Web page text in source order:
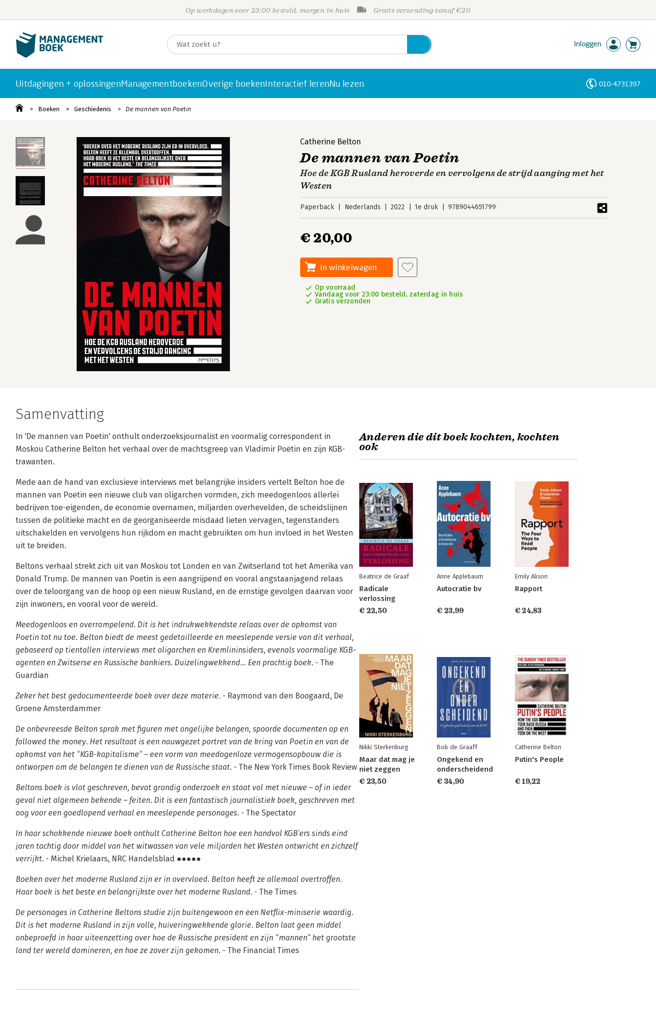
Op werkdagen voor 23:00 besteld, morgen in huis Gratis verzending vanaf €20
Inloggen
Uitdagingen + oplossingenManagementboekenOverige boekenInteractief lerenNu lezen 010-4731397
Boeken Geschiedenis De mannen van Poetin
Catherine Belton
De mannen van Poetin
Hoe de KGB Rusland heroverde en vervolgens de strijd aanging met het
Westen
Paperback Nederlands 2022 1e druk 9789044651799
€ 20,00
In winkelwagen
Op voorraad
Vandaag voor 23:00 besteld, zaterdag in huis
Gratis verzonden
Samenvatting
In 'De mannen van Poetin' onthult onderzoeksjournalist en voormalig correspondent in
Moskou Catherine Belton het verhaal over de machtsgreep van Vladimir Poetin en zijn KGB-
trawanten.
Mede aan de hand van exclusieve interviews met belangrijke insiders vertelt Belton hoe de
mannen van Poetin een nieuwe club van oligarchen vormden, zich meedogenloos allerlei
bedrijven toe-eigenden, de economie overnamen, miljarden overhevelden, de scheidslijnen
tussen de politieke macht en de georganiseerde misdaad lieten vervagen, tegenstanders
uitschakelden en vervolgens hun rijkdom en macht gebruikten om hun invloed in het Westen
uit te breiden.
Beltons verhaal strekt zich uit van Moskou tot Londen en van Zwitserland tot het Amerika van
Donald Trump. De mannen van Poetin is een aangrijpend en vooral angstaanjagend relaas
over de teloorgang van de hoop op een nieuw Rusland, en de ernstige gevolgen daarvan voor
zijn inwoners, en vooral voor de wereld.
Meedogenloos en overrompelend. Dit is het indrukwekkendste relaas over de opkomst van
Poetin tot nu toe. Belton biedt de meest gedetailleerde en meeslepende versie van dit verhaal,
gebaseerd op tientallen interviews met oligarchen en Kremlininsiders, evenals voormalige KGB-
agenten en Zwitserse en Russische bankiers. Duizelingwekkend... Een prachtig boek. - The
Guardian
Zeker het best gedocumenteerde boek over deze materie. - Raymond van den Boogaard, De
Groene Amsterdammer
De onbevreesde Belton sprak met figuren met ongelijke belangen, spoorde documenten op en
followed the money. Het resultaat is een nauwgezet portret van de kring van Poetin en van de
opkomst van het “KGB-kapitalisme” – een vorm van meedogenloze vermogensopbouw die is
ontworpen om de belangen te dienen van de Russische staat. - The New York Times Book Review
Beltons boek is vlot geschreven, bevat grondig onderzoek en staat vol met nieuwe – of in ieder
geval niet algemeen bekende – feiten. Dit is een fantastisch journalistiek boek, geschreven met
oog voor een goedlopend verhaal en meeslepende personages. - The Spectator
In haar schokkende nieuwe boek onthult Catherine Belton hoe een handvol KGB’ers sinds eind
jaren tachtig door middel van het witwassen van vele miljarden het Westen ontwricht en zichzelf
verrijkt. - Michel Krielaars, NRC Handelsblad ●●●●●
Boeken over het moderne Rusland zijn er in overvloed. Belton heeft ze allemaal overtroffen.
Haar boek is het beste en belangrijkste over het moderne Rusland. - The Times
De personages in Catherine Beltons studie zijn buitengewoon en een Netflix-miniserie waardig.
Dit is het moderne Rusland in zijn volle, huiveringwekkende glorie. Belton laat geen middel
onbeproefd in haar uiteenzetting over hoe de Russische president en zijn “mannen” het grootste
land ter wereld domineren, en hoe ze zover zijn gekomen. - The Financial Times
Anderen die dit boek kochten, kochten
ook
Beatrice de Graaf
Radicale
verlossing
€ 22,50
Anne Applebaum
Autocratie bv
€ 23,99
Emily Alison
Rapport
€ 24,83
Nikki Sterkenburg
Maar dat mag je
niet zeggen
€ 23,50
Bob de Graaff
Ongekend en
onderscheidend
€ 34,90
Catherine Belton
Putin's People
€ 19,22
Personen